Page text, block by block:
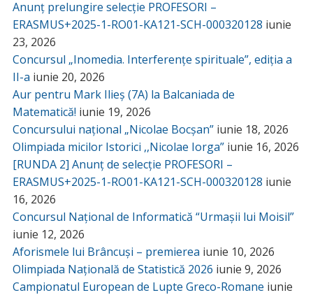
Anunț prelungire selecție PROFESORI –
ERASMUS+2025-1-RO01-KA121-SCH-000320128 iunie
23, 2026
Concursul „Inomedia. Interferențe spirituale”, ediția a
II-a iunie 20, 2026
Aur pentru Mark Ilieș (7A) la Balcaniada de
Matematică! iunie 19, 2026
Concursului național „Nicolae Bocșan” iunie 18, 2026
Olimpiada micilor Istorici ,,Nicolae Iorga” iunie 16, 2026
[RUNDA 2] Anunț de selecție PROFESORI –
ERASMUS+2025-1-RO01-KA121-SCH-000320128 iunie
16, 2026
Concursul Național de Informatică “Urmașii lui Moisil”
iunie 12, 2026
Aforismele lui Brâncuși – premierea iunie 10, 2026
Olimpiada Națională de Statistică 2026 iunie 9, 2026
Campionatul European de Lupte Greco-Romane iunie